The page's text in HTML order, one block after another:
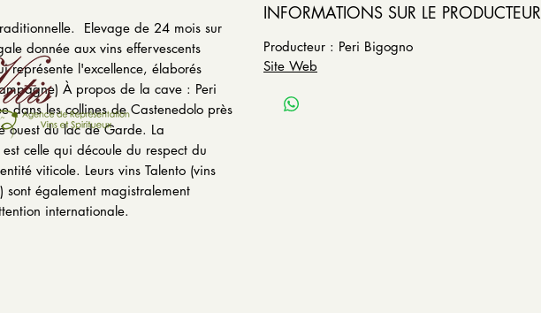
Elevage de 24 mois sur
donnée aux vins effervescents
représente l'excellence, élaborés
À propos de la cave : Peri
dans les collines de Castenedolo près
ouest du lac de Garde. La
celle qui découle du respect du
viticole. Leurs vins Talento (vins
sont également magistralement
internationale.
INFORMATIONS SUR LE PRODUCTEUR
Producteur : Peri Bigogno
Site Web